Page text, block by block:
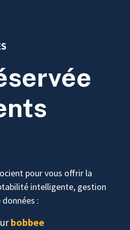
pour vous offrir la
intelligente, gestion
:
bobbee